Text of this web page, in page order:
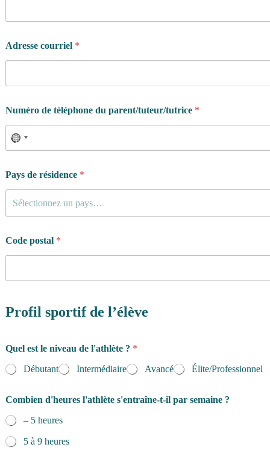
Adresse courriel *
Numéro de téléphone du parent/tuteur/tutrice *
'
h
s
d
Pays de résidence *
Sélectionnez un pays…
Code postal *
Profil sportif de l’élève
Quel est le niveau de l'athlète ? *
Débutant
Intermédiaire Avancé Élite/Professionnel
Combien d'heures l'athlète s'entraîne-t-il par semaine ?
– 5 heures
5 à 9 heures